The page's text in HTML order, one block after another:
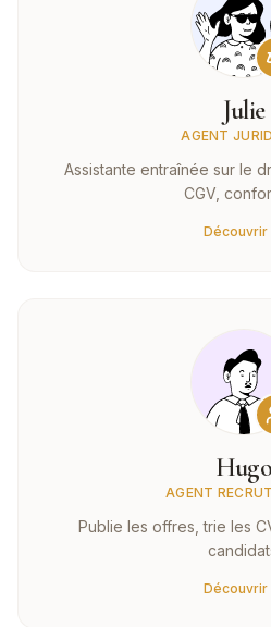
Julie
AGENT
Assistante entraînée sur le
CGV,
Hugo
AGENT
Publie les offres, trie les